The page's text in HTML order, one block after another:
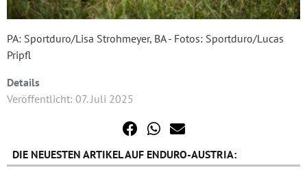
PA: Sportduro/Lisa Strohmeyer, BA - Fotos: Sportduro/Lucas
Pripfl
Details
Veröffentlicht: 07. Juli 2025
DIE NEUESTEN ARTIKEL AUF ENDURO-AUSTRIA: